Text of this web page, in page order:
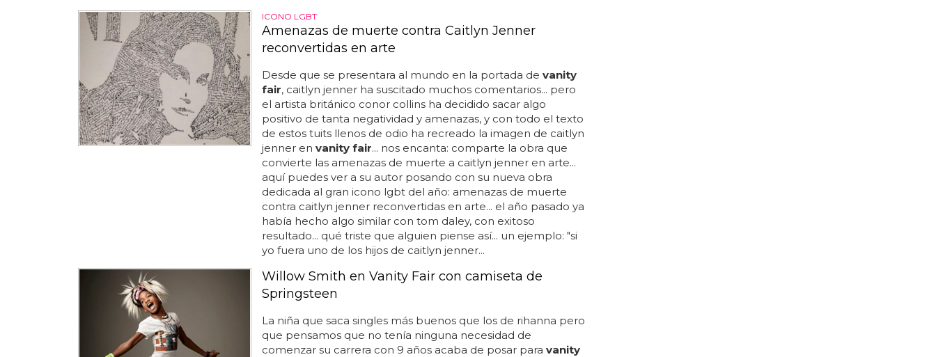
ICONO LGBT
Amenazas de muerte contra Caitlyn Jenner
reconvertidas en arte
Desde que se presentara al mundo en la portada de vanity
fair, caitlyn jenner ha suscitado muchos comentarios... pero
el artista británico conor collins ha decidido sacar algo
positivo de tanta negatividad y amenazas, y con todo el texto
de estos tuits llenos de odio ha recreado la imagen de caitlyn
jenner en vanity fair... nos encanta: comparte la obra que
convierte las amenazas de muerte a caitlyn jenner en arte...
aquí puedes ver a su autor posando con su nueva obra
dedicada al gran icono lgbt del año: amenazas de muerte
contra caitlyn jenner reconvertidas en arte... el año pasado ya
había hecho algo similar con tom daley, con exitoso
resultado... qué triste que alguien piense así... un ejemplo: "si
yo fuera uno de los hijos de caitlyn jenner...
Willow Smith en Vanity Fair con camiseta de
Springsteen
La niña que saca singles más buenos que los de rihanna pero
que pensamos que no tenía ninguna necesidad de
comenzar su carrera con 9 años acaba de posar para vanity